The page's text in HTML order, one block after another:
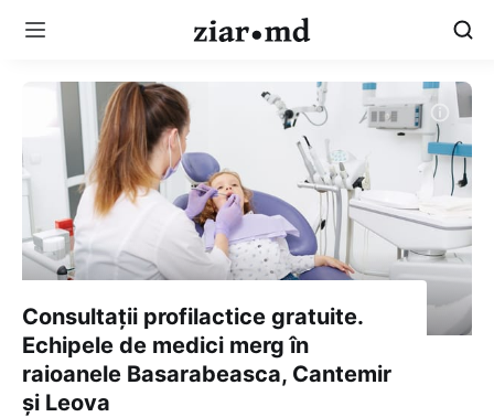
Consultații profilactice gratuite.
Echipele de medici merg în
raioanele Basarabeasca, Cantemir
și Leova